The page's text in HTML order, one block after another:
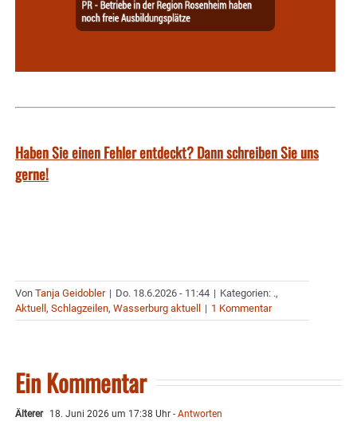
Haben Sie einen Fehler entdeckt? Dann schreiben Sie uns
gerne!
Von Tanja Geidobler | Do. 18.6.2026 - 11:44 | Kategorien: .,
Aktuell , Schlagzeilen, Wasserburg aktuell | 1 Kommentar
Ein Kommentar
Älterer 18. Juni 2026 um 17:38 Uhr - Antworten